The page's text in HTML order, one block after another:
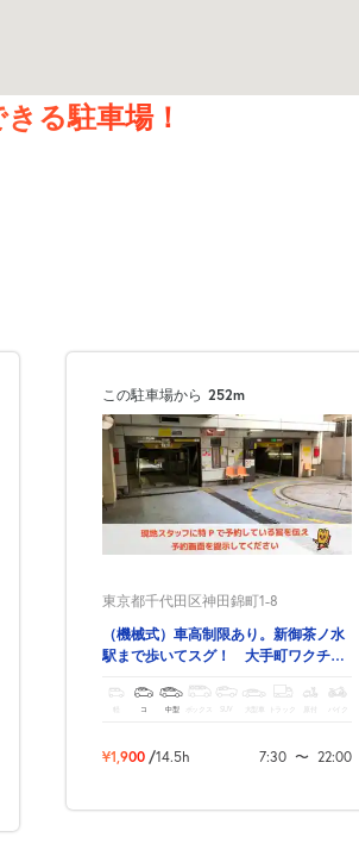
る駐車場！
この駐車場から 252m
東京都千代田区神田錦町1-8
（機械式）車高制限あり。新御茶ノ水
駅まで歩いてスグ！ 大手町ワクチン
軽 コ 中型 ボックス SUV 大型車 トラック バイク
¥1,900 /14.5h 7:30 〜 22:00